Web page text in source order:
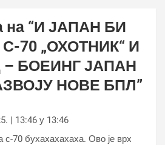
на “И ЈАПАН БИ
70 „ОХОТНИК“ И
– БОЕИНГ ЈАПАН
НОВЕ БПЛ”
| 13:46 у 13:46
с-70 бухахахахаха. Ово је врх